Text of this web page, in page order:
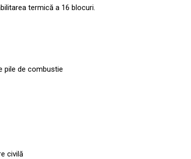
termică a 16 blocuri.
pile de combustie
civilă